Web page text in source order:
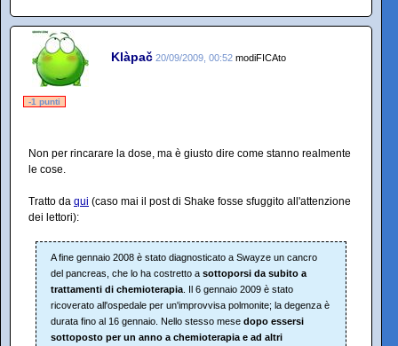
Klàpač 20/09/2009, 00:52 modiFICAto
-1 punti
Non per rincarare la dose, ma è giusto dire come stanno realmente
le cose.
Tratto da qui (caso mai il post di Shake fosse sfuggito all'attenzione
dei lettori):
A fine gennaio 2008 è stato diagnosticato a Swayze un cancro
del pancreas, che lo ha costretto a sottoporsi da subito a
trattamenti di chemioterapia . Il 6 gennaio 2009 è stato
ricoverato all'ospedale per un'improvvisa polmonite; la degenza è
durata fino al 16 gennaio. Nello stesso mese dopo essersi
sottoposto per un anno a chemioterapia e ad altri